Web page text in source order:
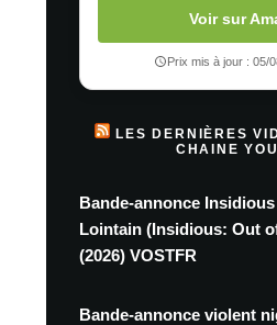
Voir sur
Prix mis à jour : 05/
LES DERNIÈRES
CHAINE
Bande-annonce
Lointain (Insidious: Out
(2026) VOSTFR
Bande-annonce violent